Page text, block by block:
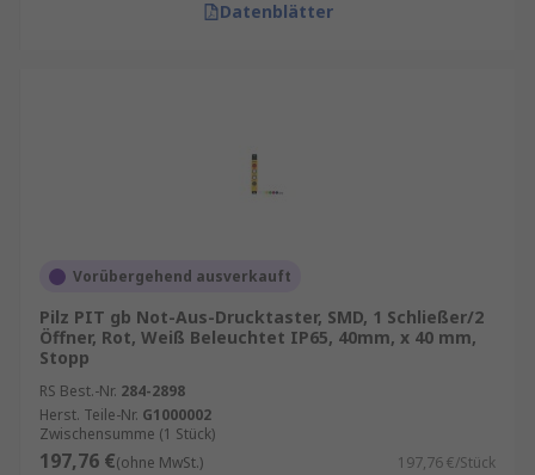
Datenblätter
Vorübergehend ausverkauft
Pilz PIT gb Not-Aus-Drucktaster, SMD, 1 Schließer/2
Öffner, Rot, Weiß Beleuchtet IP65, 40mm, x 40 mm,
Stopp
RS Best.-Nr. 284-2898
Herst. Teile-Nr. G1000002
Zwischensumme (1 Stück)
197,76 €(ohne MwSt.) 197,76 €/Stück